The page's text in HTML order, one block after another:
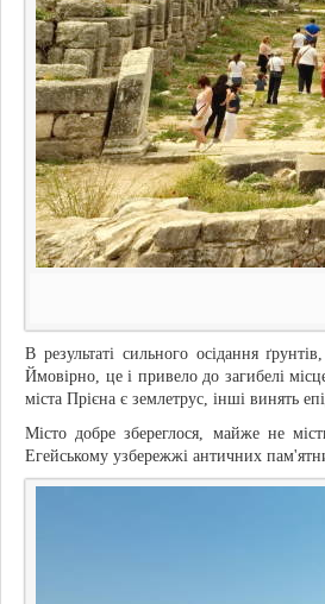
В результаті сильного осідання
Ймовірно, це і привело до загибелі
міста Прієна є землетрус, інші винять
Місто добре збереглося, майже не
Егейському узбережжі античних